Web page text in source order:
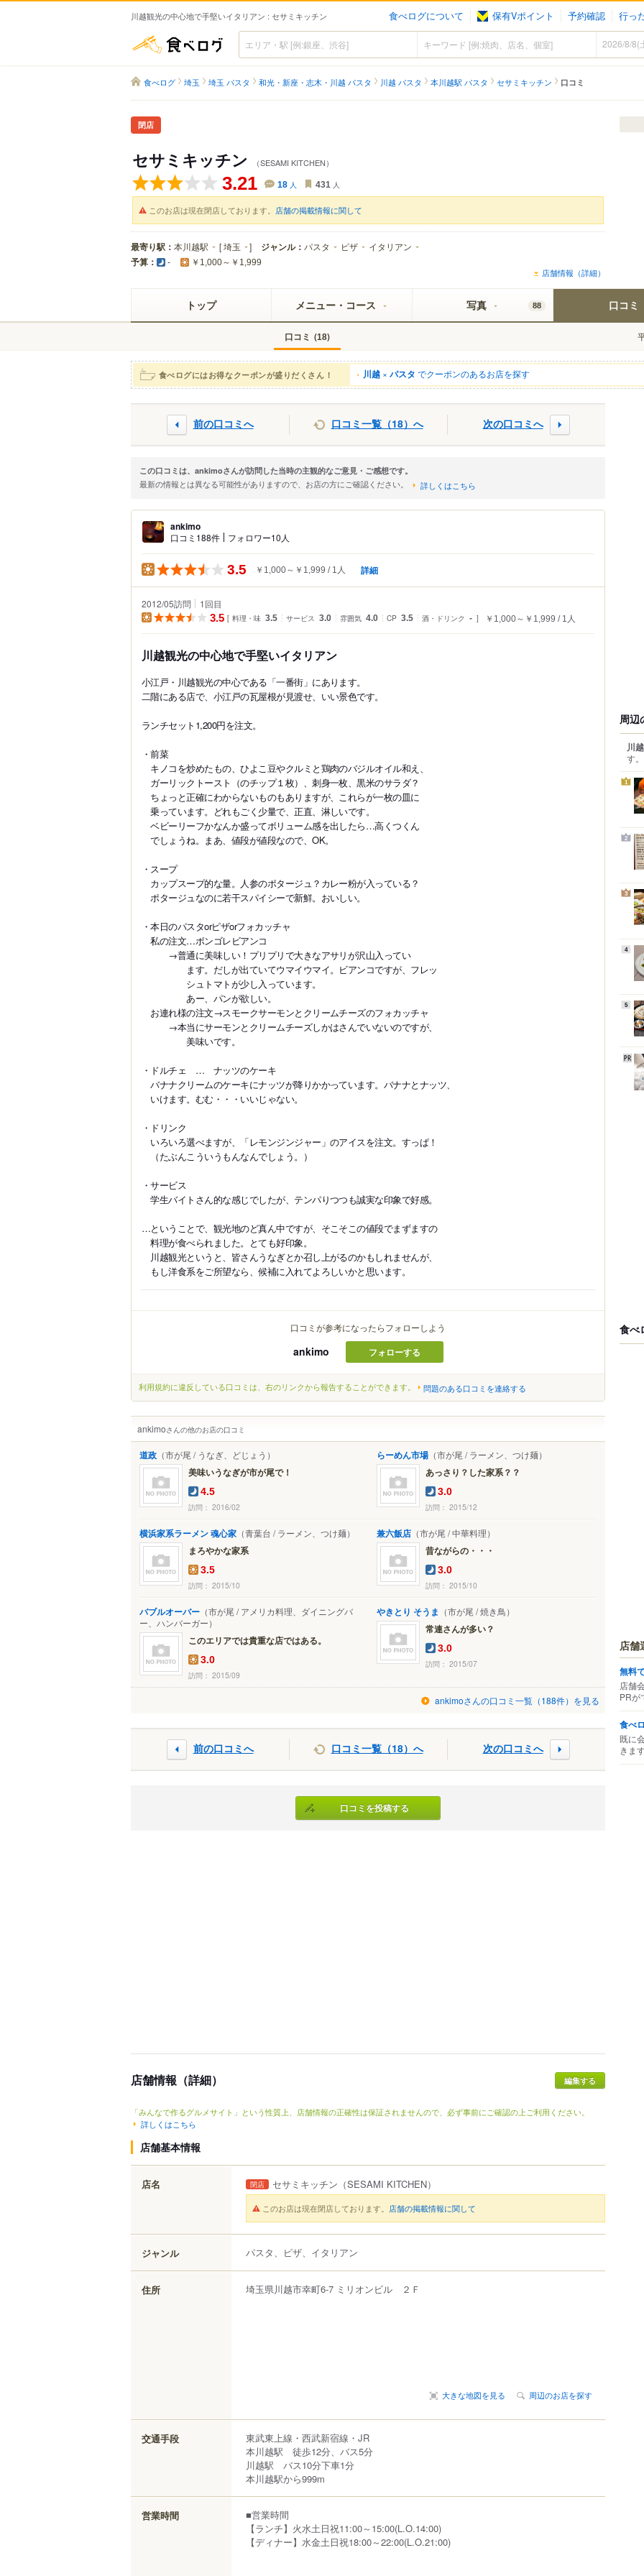
川越観光の中心地で手堅いイタリアン : セサミキッチン 食べログについて 保有Vポイント 予約確認 行っ
食べログ
食べログ 埼玉 埼玉 パスタ 和光・新座・志木・川越 パスタ 川越 パスタ 本川越駅 パスタ セサミキッチン 口コミ
閉店
セサミキッチン （SESAMI KITCHEN）
3.21 18 人 431 人
このお店は現在閉店しております。 店舗の掲載情報に関して
最寄り駅： 本川越駅 [埼玉 ] ジャンル： パスタ ピザ イタリアン
予算： - ￥1,000～￥1,999
店舗情報（詳細）
トップ メニュー・コース 写真 88 口コミ
口コミ (18)
食べログにはお得なクーポンが盛りだくさん！ 川越 × パスタ でクーポンのあるお店を探す
前の口コミへ 口コミ一覧（18）へ 次の口コミへ
この口コミは、ankimoさんが訪問した当時の主観的なご意見・ご感想です。
最新の情報とは異なる可能性がありますので、お店の方にご確認ください。 詳しくはこちら
ankimo
口コミ188件 フォロワー10人
3.5 ￥1,000～￥1,999 1人 詳細
2012/05訪問 1回目
3.5
料理・味 3.5 サービス 3.0 雰囲気 4.0 CP 3.5 酒・ドリンク - ￥1,000～￥1,999 1人
川越観光の中心地で手堅いイタリアン
小江戸・川越観光の中心である「一番街」にあります。
二階にある店で、小江戸の瓦屋根が見渡せ、いい景色です。
ランチセット1,200円を注文。
・前菜
キノコを炒めたもの、ひよこ豆やクルミと鶏肉のバジルオイル和え、
ガーリックトースト（のチップ１枚）、刺身一枚、黒米のサラダ？
ちょっと正確にわからないものもありますが、これらが一枚の皿に
乗っています。どれもごく少量で、正直、淋しいです。
ベビーリーフかなんか盛ってボリューム感を出したら…高くつくん
でしょうね。まあ、値段が値段なので、OK。
・スープ
カップスープ的な量。人参のポタージュ？カレー粉が入っている？
ポタージュなのに若干スパイシーで新鮮。おいしい。
・本日のパスタorピザorフォカッチャ
私の注文…ボンゴレビアンコ
→普通に美味しい！プリプリで大きなアサリが沢山入ってい
ます。だしが出ていてウマイウマイ。ビアンコですが、フレッ
シュトマトが少し入っています。
あー、パンが欲しい。
お連れ様の注文→スモークサーモンとクリームチーズのフォカッチャ
→本当にサーモンとクリームチーズしかはさんでいないのですが、
美味いです。
・ドルチェ … ナッツのケーキ
バナナクリームのケーキにナッツが降りかかっています。バナナとナッツ、
いけます。むむ・・・いいじゃない。
・ドリンク
いろいろ選べますが、「レモンジンジャー」のアイスを注文。すっぱ！
（たぶんこういうもんなんでしょう。）
・サービス
学生バイトさん的な感じでしたが、テンパりつつも誠実な印象で好感。
…ということで、観光地のど真ん中ですが、そこそこの値段でまずますの
料理が食べられました。とても好印象。
川越観光というと、皆さんうなぎとか召し上がるのかもしれませんが、
もし洋食系をご所望なら、候補に入れてよろしいかと思います。
口コミが参考になったらフォローしよう
ankimo フォローする
利用規約に違反している口コミは、右のリンクから報告することができます。 問題のある口コミを連絡する
ankimoさんの他のお店の口コミ
道政 （市が尾 / うなぎ、どじょう）
美味いうなぎが市が尾で！
4.5
訪問： 2016/02
らーめん市場 （市が尾 / ラーメン、つけ麺）
あっさり？した家系？？
3.0
訪問： 2015/12
横浜家系ラーメン 魂心家 （青葉台 / ラーメン、つけ麺）
まろやかな家系
3.5
訪問： 2015/10
兼六飯店 （市が尾 / 中華料理）
昔ながらの・・・
3.0
訪問： 2015/10
バブルオーバー （市が尾 / アメリカ料理、ダイニングバ
ー、ハンバーガー）
このエリアでは貴重な店ではある。
3.0
訪問： 2015/09
やきとり そうま （市が尾 / 焼き鳥）
常連さんが多い？
3.0
訪問： 2015/07
ankimoさんの口コミ一覧（188件）を見る
前の口コミへ 口コミ一覧（18）へ 次の口コミへ
口コミを投稿する
店舗情報（詳細） 編集する
「みんなで作るグルメサイト」という性質上、店舗情報の正確性は保証されませんので、必ず事前にご確認の上ご利用ください。
詳しくはこちら
店舗基本情報
店名 閉店 セサミキッチン （SESAMI KITCHEN）
このお店は現在閉店しております。 店舗の掲載情報に関して
ジャンル パスタ、ピザ、イタリアン
住所 埼玉県川越市幸町6-7 ミリオンビル ２Ｆ
大きな地図を見る 周辺のお店を探す
交通手段
東武東上線・西武新宿線・JR
本川越駅 徒歩12分、バス5分
川越駅 バス10分下車1分
本川越駅から999m
営業時間
■営業時間
【ランチ】火水土日祝11:00～15:00(L.O.14:00)
【ディナー】水金土日祝18:00～22:00(L.O.21:00)
周辺
川
す。
1
2
3
4
5
食べ
店舗
無料
店舗
PRが
食べ
既に
きます